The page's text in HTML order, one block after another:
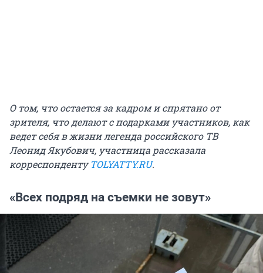
О том, что остается за кадром и спрятано от
зрителя, что делают с подарками участников, как
ведет себя в жизни легенда российского ТВ
Леонид Якубович, участница рассказала
корреспонденту TOLYATTY.RU.
«Всех подряд на съемки не зовут»